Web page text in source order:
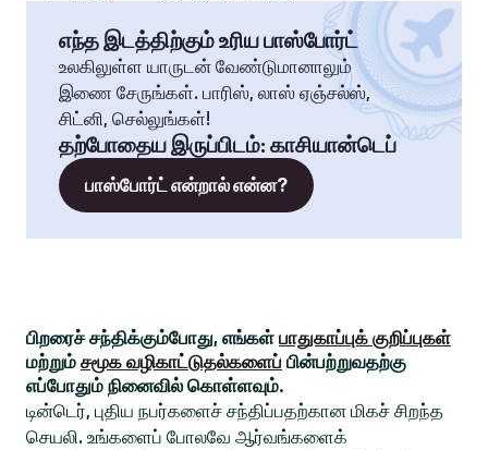
எந்த இடத்திற்கும் உரிய பாஸ்போர்ட்
உலகிலுள்ள யாருடன் வேண்டுமானாலும்
இணை சேருங்கள். பாரிஸ், லாஸ் ஏஞ்சல்ஸ்,
சிட்னி, செல்லுங்கள்!
தற்போதைய இருப்பிடம்: காசியான்டெப்
பாஸ்போர்ட் என்றால் என்ன?
பிறரைச் சந்திக்கும்போது, எங்கள் பாதுகாப்புக் குறிப்புகள்
மற்றும் சமூக வழிகாட்டுதல்களைப் பின்பற்றுவதற்கு
எப்போதும் நினைவில் கொள்ளவும்.
டின்டெர், புதிய நபர்களைச் சந்திப்பதற்கான மிகச் சிறந்த
செயலி. உங்களைப் போலவே ஆர்வங்களைக்